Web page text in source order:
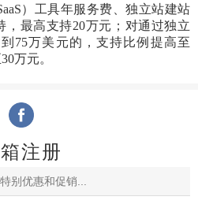
）工具年服务费、独立站建站
，最高支持20万元；对通过独立
75万美元的，支持比例提高至
万元。
注册